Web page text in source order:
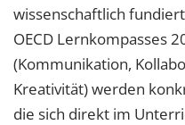
wissenschaftlich
OECD Lernkompasses
(Kommunikation,
Kreativität) werden
die sich direkt im